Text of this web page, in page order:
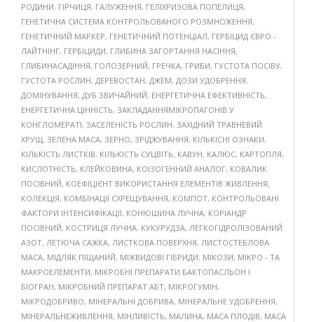
РОДИНИ, ГІРЧИЦЯ, ГАЛУЖЕННЯ, ГЕЛІХРИЗОВА ПОПЕЛИЦЯ,
ГЕНЕТИЧНА СИСТЕМА КОНТРОЛЬОВАНОГО РОЗМНОЖЕННЯ,
ГЕНЕТИЧНИЙ МАРКЕР, ГЕНЕТИЧНИЙ ПОТЕНЦІАЛ, ГЕРБІЦИД ЄВРО -
ЛАЙТНІНГ, ГЕРБІЦИДИ, ГЛИБИНА ЗАГОРТАННЯ НАСІННЯ,
ГЛИБИНАСАДІННЯ, ГОЛОЗЕРНИЙ, ГРЕЧКА, ГРИБИ, ГУСТОТА ПОСІВУ,
ГУСТОТА РОСЛИН, ДЕРЕВОСТАН, ДЖЕМ, ДОЗИ УДОБРЕННЯ,
ДОМІНУВАННЯ, ДУБ ЗВИЧАЙНИЙ, ЕНЕРГЕТИЧНА ЕФЕКТИВНІСТЬ,
ЕНЕРГЕТИЧНА ЦІННІСТЬ, ЗАКЛАДАННЯМІКРОПАГОНІВ У
КОНГЛОМЕРАТІ, ЗАСЕЛЕНІСТЬ РОСЛИН, ЗАХІДНИЙ ТРАВНЕВИЙ
ХРУЩ, ЗЕЛЕНА МАСА, ЗЕРНО, ЗРІДЖУВАННЯ, КІЛЬКІСНІ ОЗНАКИ,
КІЛЬКІСТЬ ЛИСТКІВ, КІЛЬКІСТЬ СУЦВІТЬ, КАВУН, КАЛЮС, КАРТОПЛЯ,
КИСЛОТНІСТЬ, КЛЕЙКОВИНА, КОІЗОГЕННИЙ АНАЛОГ, КОВАЛИК
ПОСІВНИЙ, КОЕФІЦІЄНТ ВИКОРИСТАННЯ ЕЛЕМЕНТІВ ЖИВЛЕННЯ,
КОЛЕКЦІЯ, КОМБІНАЦІЇ СХРЕЩУВАННЯ, КОМПОТ, КОНТРОЛЬОВАНІ
ФАКТОРИ ІНТЕНСИФІКАЦІЇ, КОНЮШИНА ЛУЧНА, КОРІАНДР
ПОСІВНИЙ, КОСТРИЦЯ ЛУЧНА, КУКУРУДЗА, ЛЕГКОГІДРОЛІЗОВАНИЙ
АЗОТ, ЛЕТЮЧА САЖКА, ЛИСТКОВА ПОВЕРХНЯ, ЛИСТОСТЕБЛОВА
МАСА, МІДЛЯК ПІЩАНИЙ, МІЖВИДОВІ ГІБРИДИ, МІКОЗИ, МІКРО - ТА
МАКРОЕЛЕМЕНТИ, МІКРОБНІ ПРЕПАРАТИ БАКТОПАСЛЬОН І
БІОГРАН, МІКРОБНИЙ ПРЕПАРАТ АБТ, МІКРОГУМІН,
МІКРОДОБРИВО, МІНЕРАЛЬНІ ДОБРИВА, МІНЕРАЛЬНЕ УДОБРЕННЯ,
МІНЕРАЛЬНЕЖИВЛЕННЯ, МІНЛИВІСТЬ, МАЛИНА, МАСА ПЛОДІВ, МАСА